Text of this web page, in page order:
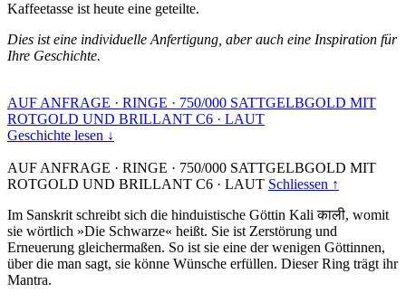
Kaffeetasse ist heute eine geteilte.
Dies ist eine individuelle Anfertigung, aber auch eine Inspiration für
Ihre Geschichte.
AUF ANFRAGE · RINGE · 750/000 SATTGELBGOLD MIT
ROTGOLD UND BRILLANT C6 · LAUT
Geschichte lesen ↓
AUF ANFRAGE · RINGE · 750/000 SATTGELBGOLD MIT
ROTGOLD UND BRILLANT C6 · LAUT Schliessen ↑
Im Sanskrit schreibt sich die hinduistische Göttin Kali काली, womit
sie wörtlich »Die Schwarze« heißt. Sie ist Zerstörung und
Erneuerung gleichermaßen. So ist sie eine der wenigen Göttinnen,
über die man sagt, sie könne Wünsche erfüllen. Dieser Ring trägt ihr
Mantra.